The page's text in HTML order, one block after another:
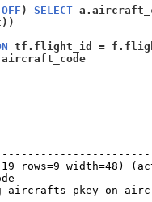
OFF ) SELECT
))
tf.flight_id =
rows=9 width=48)
aircrafts_pkey on